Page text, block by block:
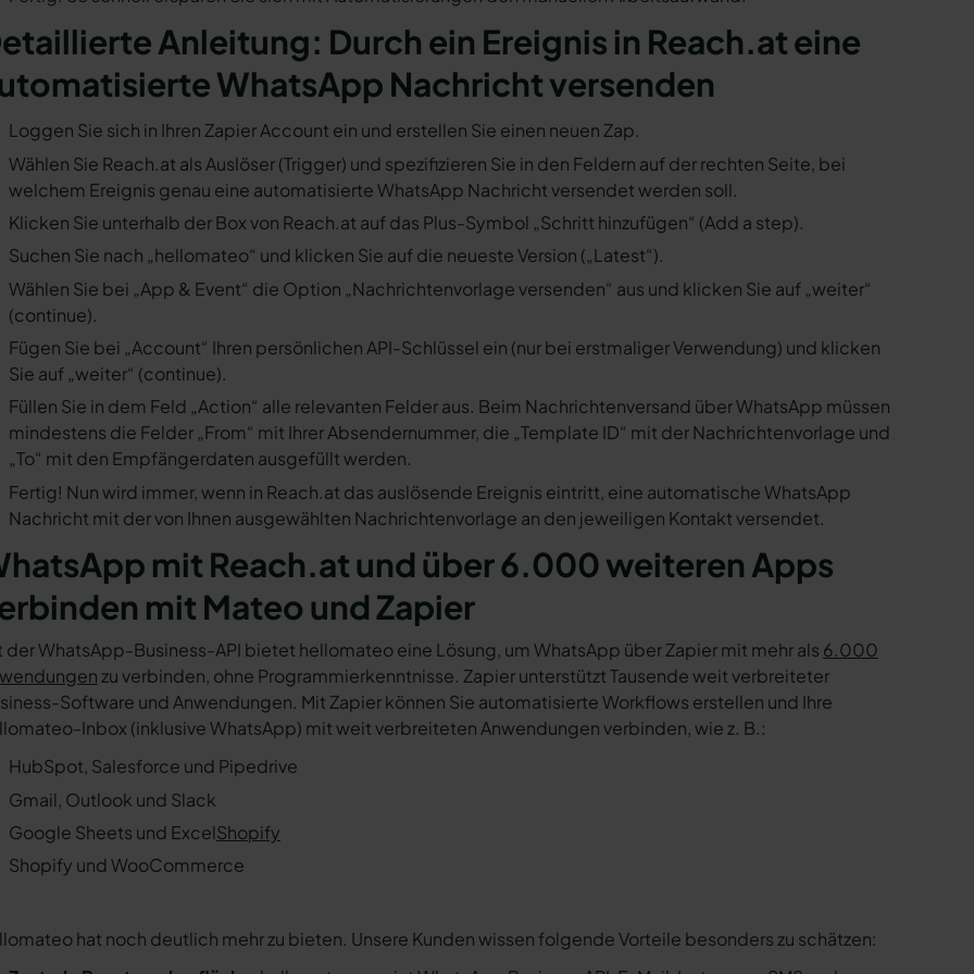
Anleitung: Durch ein Ereignis in Reach.at eine
WhatsApp Nachricht versenden
Loggen Sie sich in Ihren Zapier Account ein und erstellen Sie einen neuen Zap.
Wählen Sie Reach.at als Auslöser (Trigger) und spezifizieren Sie in den Feldern auf der rechten Seite, bei
welchem Ereignis genau eine automatisierte WhatsApp Nachricht versendet werden soll.
Klicken Sie unterhalb der Box von Reach.at auf das Plus-Symbol „Schritt hinzufügen“ (Add a step).
Suchen Sie nach „hellomateo“ und klicken Sie auf die neueste Version („Latest“).
Wählen Sie bei „App & Event“ die Option „Nachrichtenvorlage versenden“ aus und klicken Sie auf „weiter“
(continue).
Fügen Sie bei „Account“ Ihren persönlichen API-Schlüssel ein (nur bei erstmaliger Verwendung) und klicken
Sie auf „weiter“ (continue).
Füllen Sie in dem Feld „Action“ alle relevanten Felder aus. Beim Nachrichtenversand über WhatsApp müssen
mindestens die Felder „From“ mit Ihrer Absendernummer, die „Template ID“ mit der Nachrichtenvorlage und
„To“ mit den Empfängerdaten ausgefüllt werden.
Fertig! Nun wird immer, wenn in Reach.at das auslösende Ereignis eintritt, eine automatische WhatsApp
Nachricht mit der von Ihnen ausgewählten Nachrichtenvorlage an den jeweiligen Kontakt versendet.
mit Reach.at und über 6.000 weiteren Apps
mit Mateo und Zapier
der WhatsApp-Business-API bietet hellomateo eine Lösung, um WhatsApp über Zapier mit mehr als 6.000
zu verbinden, ohne Programmierkenntnisse. Zapier unterstützt Tausende weit verbreiteter
Software und Anwendungen. Mit Zapier können Sie automatisierte Workflows erstellen und Ihre
Inbox (inklusive WhatsApp) mit weit verbreiteten Anwendungen verbinden, wie z. B.:
HubSpot, Salesforce und Pipedrive
Gmail, Outlook und Slack
Google Sheets und ExcelShopify
Shopify und WooCommerce
hat noch deutlich mehr zu bieten. Unsere Kunden wissen folgende Vorteile besonders zu schätzen: